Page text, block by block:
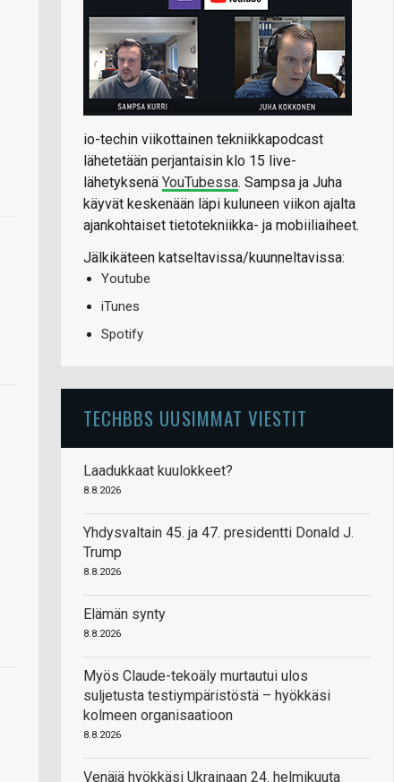
io-techin viikottainen tekniikkapodcast
lähetetään perjantaisin klo 15 live-
lähetyksenä YouTubessa. Sampsa ja Juha
käyvät keskenään läpi kuluneen viikon ajalta
ajankohtaiset tietotekniikka- ja mobiiliaiheet.
Jälkikäteen katseltavissa/kuunneltavissa:
Youtube
iTunes
Spotify
TECHBBS UUSIMMAT VIESTIT
Laadukkaat kuulokkeet?
8.8.2026
Yhdysvaltain 45. ja 47. presidentti Donald J.
Trump
8.8.2026
Elämän synty
8.8.2026
Myös Claude-tekoäly murtautui ulos
suljetusta testiympäristöstä – hyökkäsi
kolmeen organisaatioon
8.8.2026
Venäjä hyökkäsi Ukrainaan 24. helmikuuta